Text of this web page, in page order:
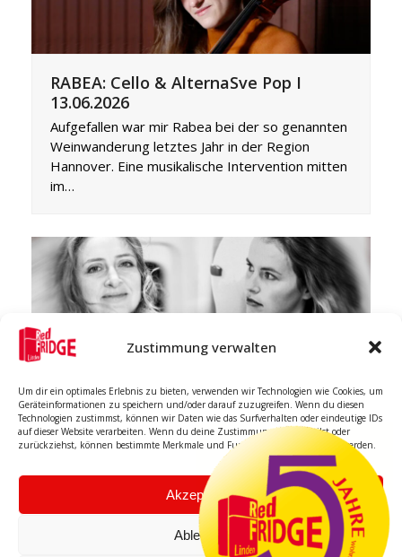
Zustimmung verwalten
Um dir ein optimales Erlebnis zu bieten, verwenden wir Technologien wie Cookies, um
Geräteinformationen zu speichern und/oder darauf zuzugreifen. Wenn du diesen
Technologien zustimmst, können wir Daten wie das Surfverhalten oder eindeutige IDs
auf dieser Website verarbeiten. Wenn du deine Zustimmung nicht erteilst oder
zurückziehst, können bestimmte Merkmale und Funktionen beeinträchtigt werden.
Akzeptieren
Ablehnen
RABEA: Cello & AlternaSve Pop I
13.06.2026
Aufgefallen war mir Rabea bei der so genannten
Weinwanderung letztes Jahr in der Region
Hannover. Eine musikalische Intervention mitten
im…
Schuch & Olga Shkrygunova I
25.5.2026
Kennengelernt habe ich Heike (rechts) mal vor
Urzeiten auf einer sehr kurzweiligen Zugfahrt.
Lass uns irgendwann mal was zusammen